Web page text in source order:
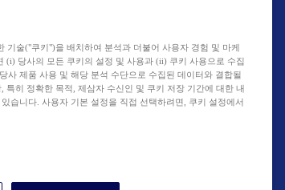
기술("쿠키")을 배치하여 분석과 더불어 사용자 경험 및 마케
(i) 당사의 모든 쿠키의 설정 및 사용과 (ii) 쿠키 사용으로 수집
사 제품 사용 및 해당 분석 수단으로 수집된 데이터와 결합될
히 정확한 목적, 제삼자 수신인 및 쿠키 저장 기간에 대한 내
습니다. 사용자 기본 설정을 직접 선택하려면, 쿠키 설정에서